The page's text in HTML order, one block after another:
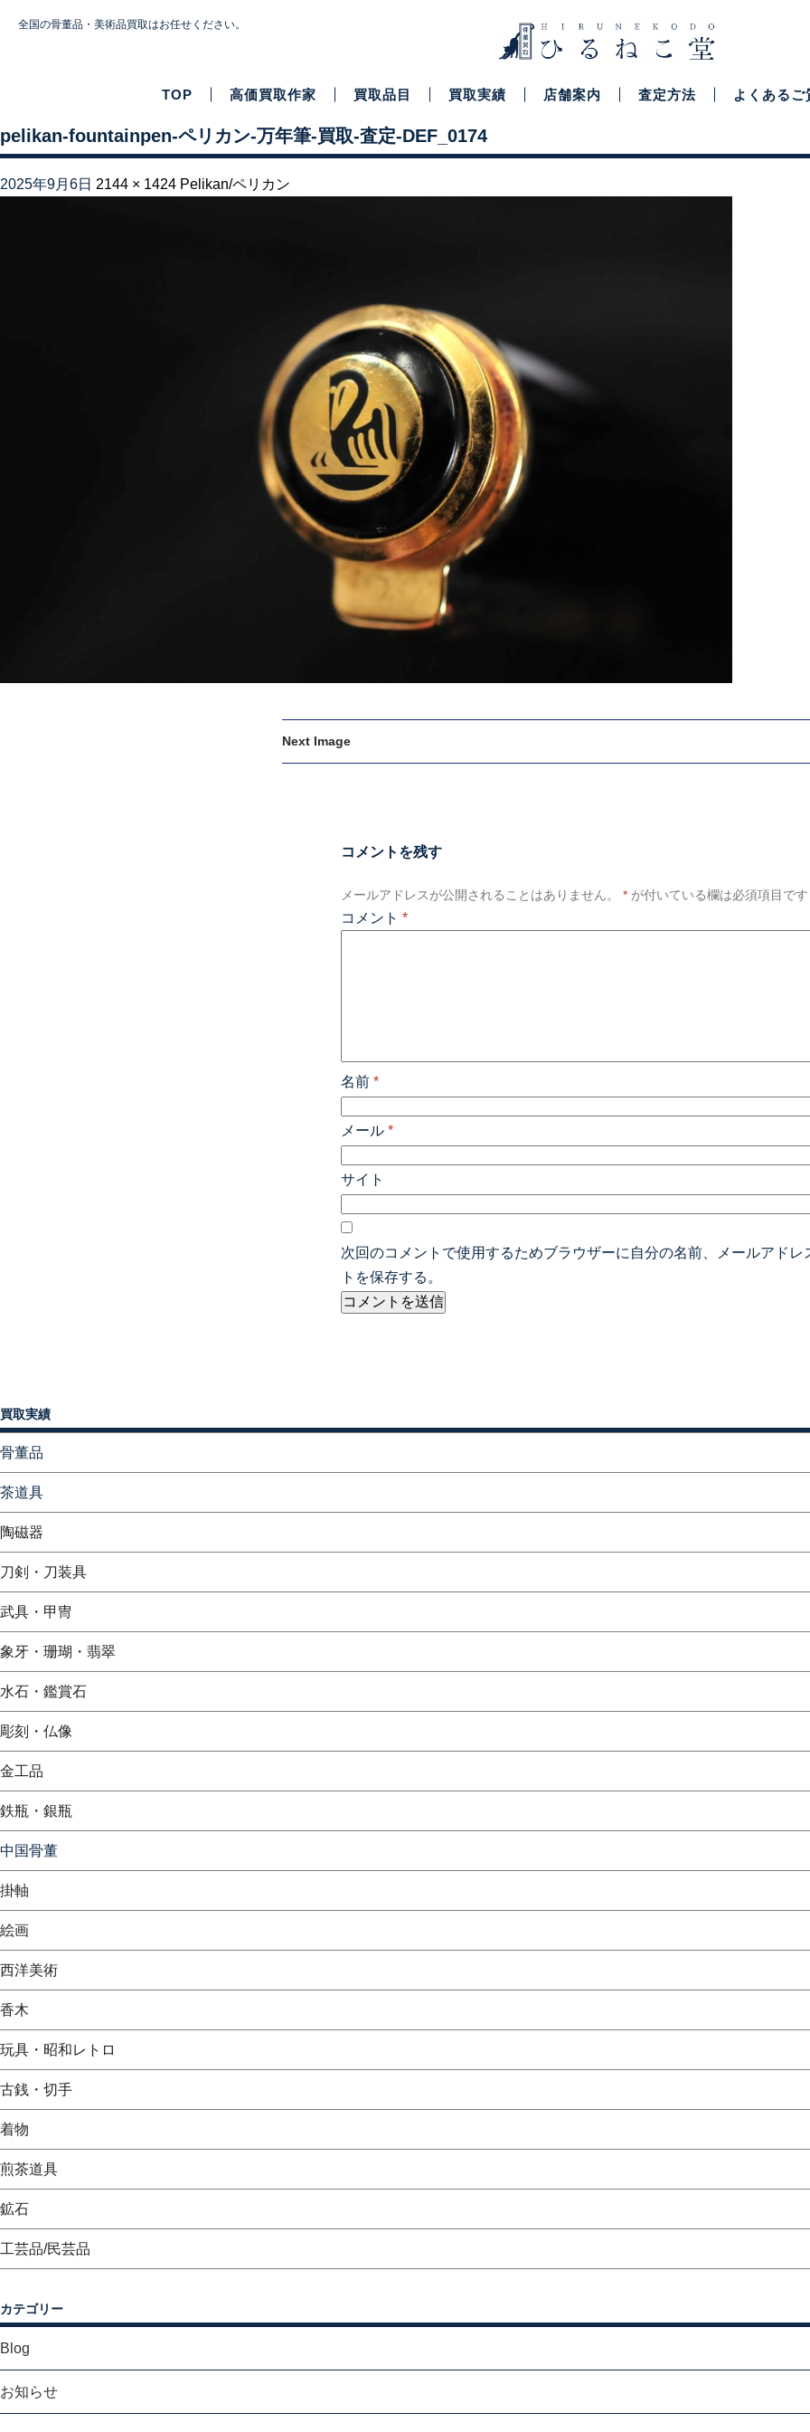
全国の骨董品・美術品買取はお任せください。
TOP 高価買取作家 買取品目 買取実績 店舗案内 査定方法 よくあるご
pelikan-fountainpen-ペリカン-万年筆-買取-査定-DEF_0174
2025年9月6日 2144 × 1424 Pelikan/ペリカン
Next Image
コメントを残す
メールアドレスが公開されることはありません。 * が付いている欄は必須項目です
コメント *
名前 *
メール *
サイト
次回のコメントで使用するためブラウザーに自分の名前、メールアドレ
トを保存する。
買取実績
骨董品
茶道具
陶磁器
刀剣・刀装具
武具・甲冑
象牙・珊瑚・翡翠
水石・鑑賞石
彫刻・仏像
金工品
鉄瓶・銀瓶
中国骨董
掛軸
絵画
西洋美術
香木
玩具・昭和レトロ
古銭・切手
着物
煎茶道具
鉱石
工芸品/民芸品
カテゴリー
Blog
お知らせ